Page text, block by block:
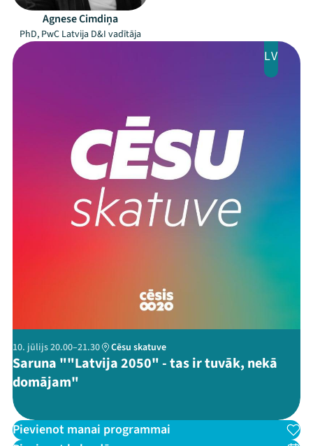
Jaunumi
Ziedo
Agnese Cimdiņa
PhD, PwC Latvija D&I vadītāja
LV
10. jūlijs 20.00–21.30 Cēsu skatuve
Saruna ""Latvija 2050" - tas ir tuvāk, nekā
domājam"
Pievienot manai programmai